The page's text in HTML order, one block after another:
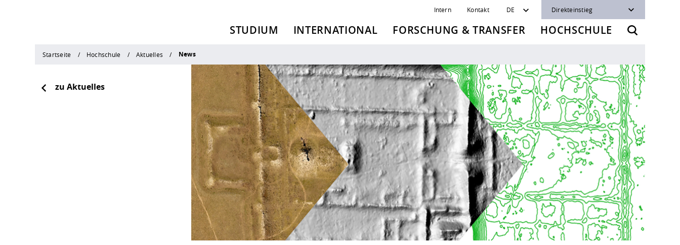
Intern Kontakt DE Direkteinstieg
STUDIUM INTERNATIONAL FORSCHUNG & TRANSFER HOCHSCHULE
Startseite Hochschule Aktuelles News
zu Aktuelles